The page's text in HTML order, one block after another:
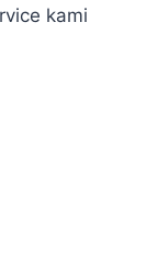
kami